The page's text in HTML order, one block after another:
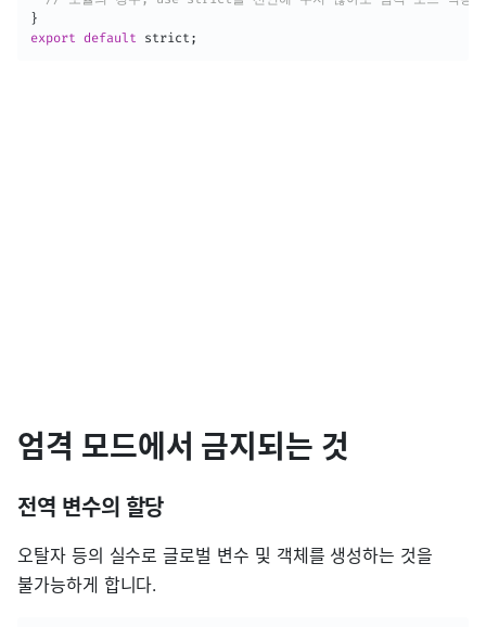
}
export default strict ;
엄격 모드에서 금지되는 것
전역 변수의 할당
오탈자 등의 실수로 글로벌 변수 및 객체를 생성하는 것을
불가능하게 합니다.